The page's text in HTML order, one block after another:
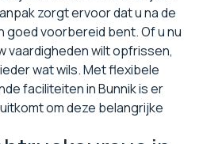
zorgt ervoor dat u na de
voorbereid bent. Of u nu
vaardigheden wilt opfrissen,
wat wils. Met flexibele
faciliteiten in Bunnik is er
om deze belangrijke